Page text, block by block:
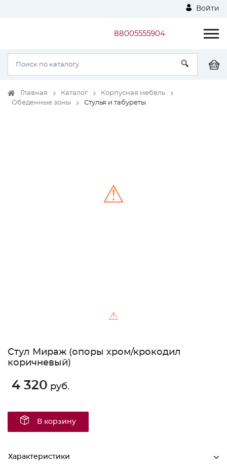
Войти
88005555904
Главная Каталог
Корпусная мебель
Обеденные зоны
Стулья и табуреты
⚠
⚠
Стул Мираж (опоры хром/крокодил
коричневый)
4 320 руб.
В корзину
Характеристики